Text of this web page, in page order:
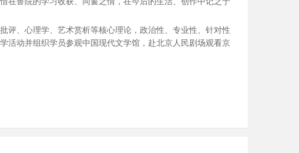
评、心理学、艺术赏析等核心理论，政治性、专业性、针对性
活动并组织学员参观中国现代文学馆，赴北京人民剧场观看京